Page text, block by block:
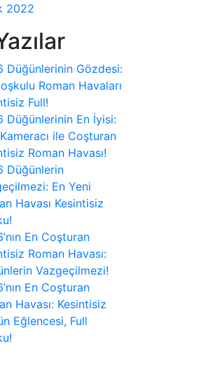
2022
Düğünlerinin Gözdesi:
Roman Havaları
Full!
Düğünlerinin En İyisi:
ile Coşturan
Roman Havası!
Düğünlerin
En Yeni
Havası Kesintisiz
En Coşturan
Roman Havası:
Vazgeçilmezi!
En Coşturan
Havası: Kesintisiz
Eğlencesi, Full